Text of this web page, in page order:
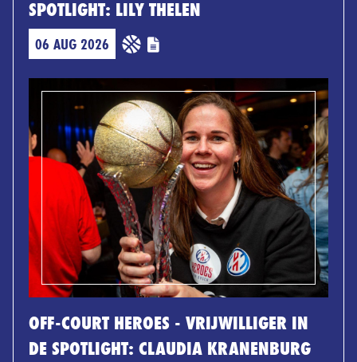
SPOTLIGHT: LILY THELEN
06 AUG 2026
OFF-COURT HEROES - VRIJWILLIGER IN
DE SPOTLIGHT: CLAUDIA KRANENBURG